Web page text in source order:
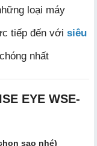
loại máy
tiếp đến với siêu
nhất
EYE WSE-
sao nhé)